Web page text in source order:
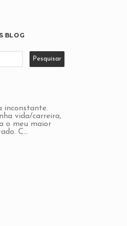
BLOG
inconstante.
vida/carreira,
o meu maior
C...